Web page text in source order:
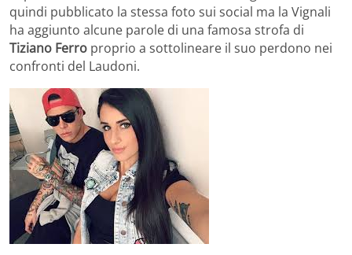
quindi pubblicato la stessa foto sui social ma la Vignali
ha aggiunto alcune parole di una famosa strofa di
Tiziano Ferro proprio a sottolineare il suo perdono nei
confronti del Laudoni.